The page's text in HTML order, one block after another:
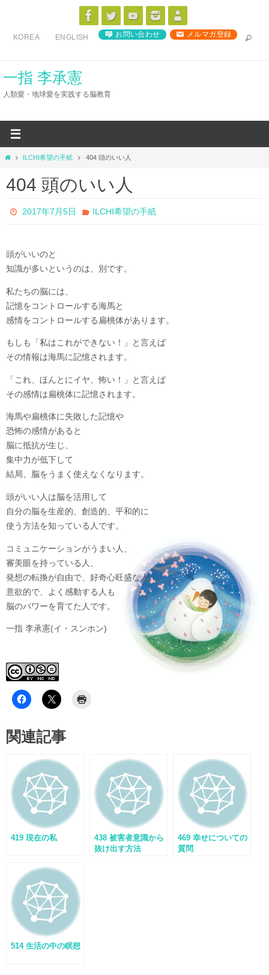
ス
KOREA ENGLISH お問い合わせ メルマガ登録
一指 李承憲
人類愛・地球愛を実践する脳教育
ホ
ム
ILCHI希望の手紙 404 頭のいい人
404 頭のいい人
2017年7月5日 ILCHI希望の手紙
頭がいいのと
知識が多いというのは、別です。
私たちの脳には、
記憶をコントロールする海馬と
感情をコントロールする扁桃体があります。
もしも「私はこれができない！」と言えば
その情報は海馬に記憶されます。
「これ、ほんとにイヤ、怖い！」と言えば
その感情は扁桃体に記憶されます。
海馬や扁桃体に失敗した記憶や
恐怖の感情があると
脳に抵抗が生じ、
集中力が低下して
結局、脳をうまく使えなくなります。
頭がいい人は脳を活用して
自分の脳を生産的、創造的、平和的に
使う方法を知っている人です。
コミュニケーションがうまい人、
審美眼を持っている人、
発想の転換が自由で、好奇心旺盛な人
意欲的で、よく感動する人も
脳のパワーを育てた人です。
一指 李承憲(イ・スンホン)
関連記事
419 現在の私
438 被害者意識から
抜け出す方法
469 幸せについての
質問
514 生活の中の瞑想